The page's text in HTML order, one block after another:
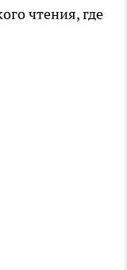
чтения, где